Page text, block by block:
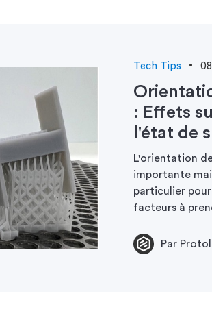
Tech Tips
: Effets
l'état de
L'orientation
importante
particulier pour
facteurs à
Par